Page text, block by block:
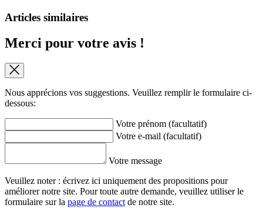
Articles similaires
Merci pour votre avis !
Nous apprécions vos suggestions. Veuillez remplir le formulaire ci-
dessous:
Votre prénom (facultatif)
Votre e-mail (facultatif)
Votre message
Veuillez noter : écrivez ici uniquement des propositions pour
améliorer notre site. Pour toute autre demande, veuillez utiliser le
formulaire sur la page de contact de notre site.